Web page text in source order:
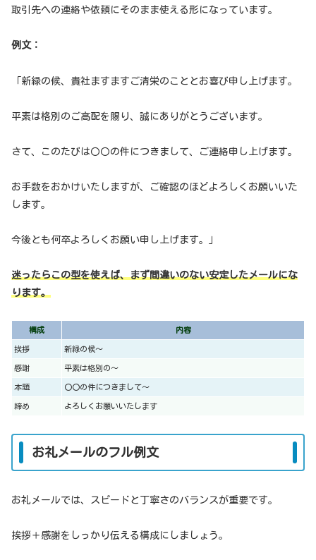
取引先への連絡や依頼にそのまま使える形になっています。
例文：
「新緑の候、貴社ますますご清栄のこととお喜び申し上げます。
平素は格別のご高配を賜り、誠にありがとうございます。
さて、このたびは〇〇の件につきまして、ご連絡申し上げます。
お手数をおかけいたしますが、ご確認のほどよろしくお願いいた
します。
今後とも何卒よろしくお願い申し上げます。」
迷ったらこの型を使えば、まず間違いのない安定したメールにな
ります。
構成 内容
挨拶 新緑の候〜
感謝 平素は格別の〜
本題 〇〇の件につきまして〜
締め よろしくお願いいたします
お礼メールのフル例文
お礼メールでは、スピードと丁寧さのバランスが重要です。
挨拶＋感謝をしっかり伝える構成にしましょう。